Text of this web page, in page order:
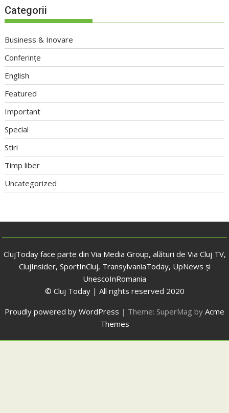
Categorii
Business & Inovare
Conferințe
English
Featured
Important
Special
Stiri
Timp liber
Uncategorized
ClujToday face parte din Via Media Group, alături de Via Cluj TV,
ClujInsider, SportInCluj, TransylvaniaToday, UpNews și
UnescoInRomania
© Cluj Today | All rights reserved 2020
Proudly powered by WordPress | Theme: SuperMag by Acme
Themes